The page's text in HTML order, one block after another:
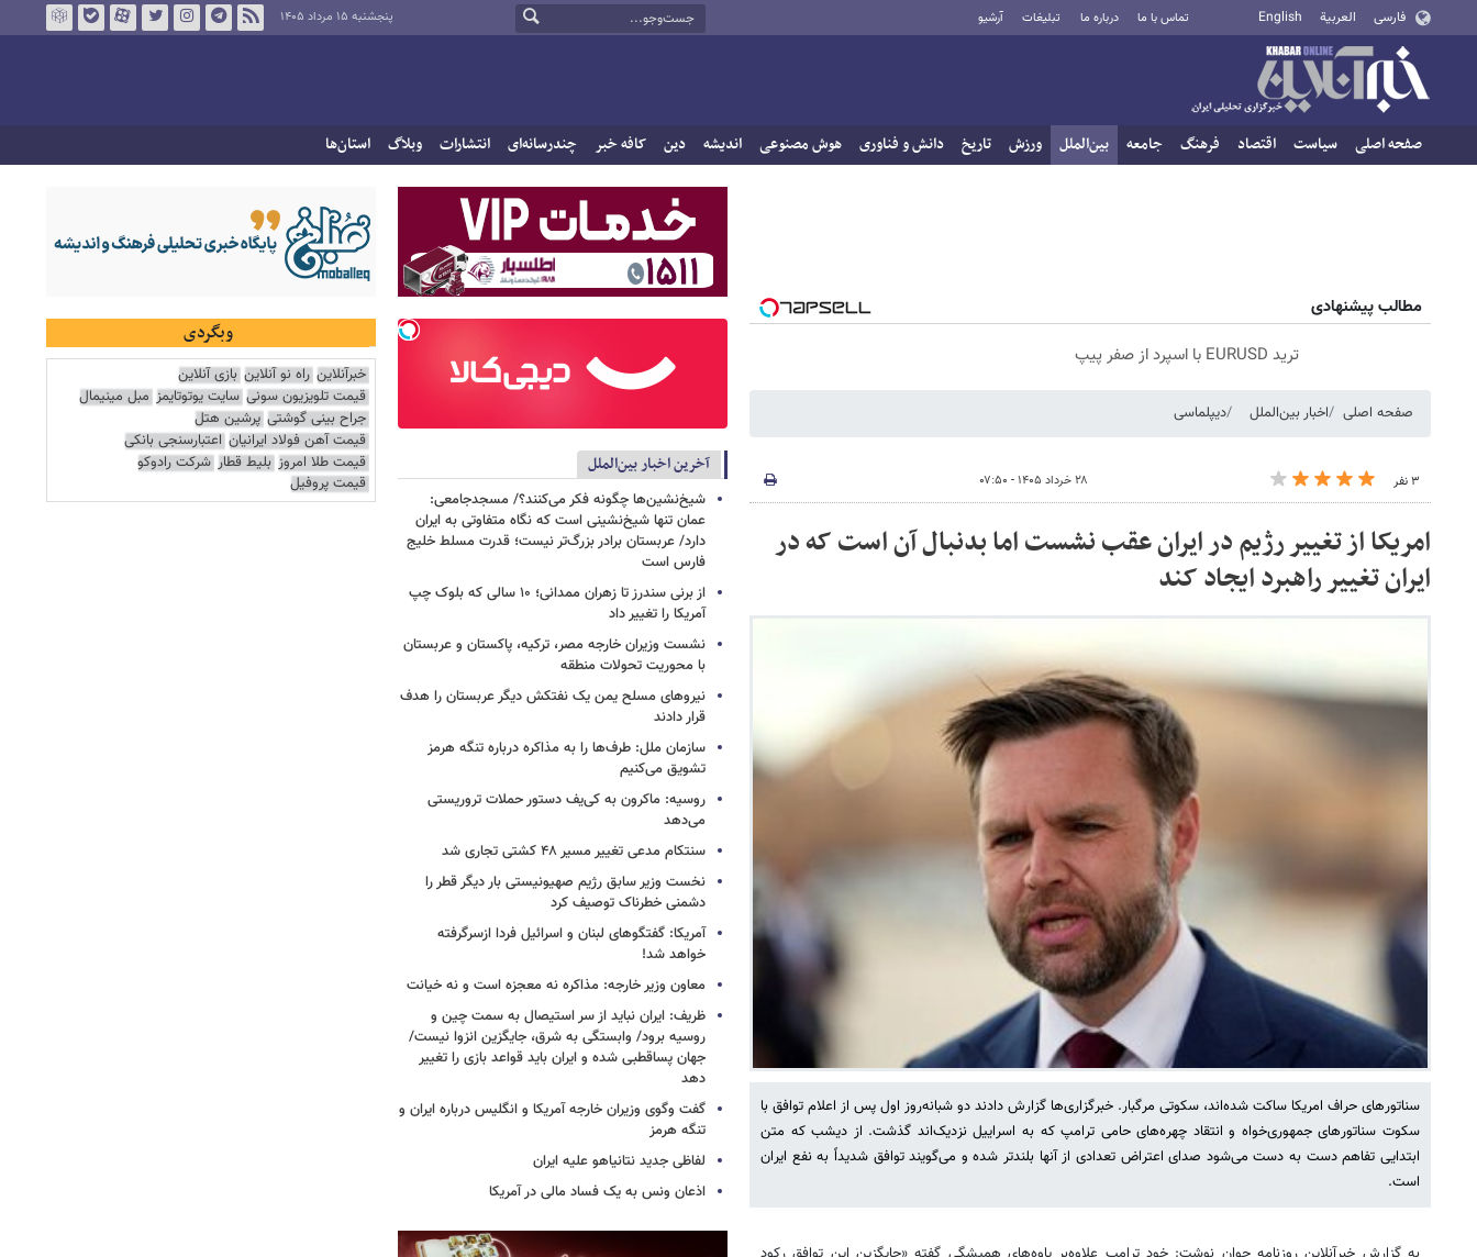
فارسی العربية English تماس با ما درباره ما تبلیغات آرشیو پنجشنبه ۱۵ مرداد ۱۴۰۵
صفحه اصلی سیاست اقتصاد فرهنگ جامعه بین‌الملل ورزش تاریخ دانش و فناوری هوش مصنوعی اندیشه دین کافه خبر چندرسانه‌ای انتشارات وبلاگ استان‌ها
مطالب پیشنهادی
ترید EURUSD با اسپرد از صفر پیپ
صفحه اصلی اخبار بین‌الملل دیپلماسی
۳ نفر ۲۸ خرداد ۱۴۰۵ - ۰۷:۵۰
امریکا از تغییر رژیم در ایران عقب نشست اما بدنبال آن است که در
ایران تغییر راهبرد ایجاد کند
سناتورهای حراف امریکا ساکت شده‌اند، سکوتی مرگبار. خبرگزاری‌ها گزارش دادند دو شبانه‌روز اول پس از اعلام توافق با
سکوت سناتورهای جمهوری‌خواه و انتقاد چهره‌های حامی ترامپ که به اسراییل نزدیک‌اند گذشت. از دیشب که متن
ابتدایی تفاهم دست به دست می‌شود صدای اعتراض تعدادی از آنها بلندتر شده و می‌گویند توافق شدیداً به نفع ایران
است.
آخرین اخبار بین‌الملل
شیخ‌نشین‌ها چگونه فکر می‌کنند؟/ مسجدجامعی:
عمان تنها شیخ‌نشینی است که نگاه متفاوتی به ایران
دارد/ عربستان برادر بزرگ‌تر نیست؛ قدرت مسلط خلیج
فارس است
از برنی سندرز تا زهران ممدانی؛ ۱۰ سالی که بلوک چپ
آمریکا را تغییر داد
نشست وزیران خارجه مصر، ترکیه، پاکستان و عربستان
با محوریت تحولات منطقه
نیروهای مسلح یمن یک نفتکش دیگر عربستان را هدف
قرار دادند
سازمان ملل: طرف‌ها را به مذاکره درباره تنگه هرمز
تشویق می‌کنیم
روسیه: ماکرون به کی‌یف دستور حملات تروریستی
می‌دهد
سنتکام مدعی تغییر مسیر ۴۸ کشتی تجاری شد
نخست وزیر سابق رژیم صهیونیستی بار دیگر قطر را
دشمنی خطرناک توصیف کرد
آمریکا: گفتگوهای لبنان و اسرائیل فردا ازسرگرفته
خواهد شد!
معاون وزیر خارجه: مذاکره نه معجزه است و نه خیانت
ظریف: ایران نباید از سر استیصال به سمت چین و
روسیه برود/ وابستگی به شرق، جایگزین انزوا نیست/
جهان پساقطبی شده و ایران باید قواعد بازی را تغییر
دهد
گفت وگوی وزیران خارجه آمریکا و انگلیس درباره ایران و
تنگه هرمز
لفاظی جدید نتانیاهو علیه ایران
اذعان ونس به یک فساد مالی در آمریکا
وبگردی
خبرآنلاین راه نو آنلاین بازی آنلاین
قیمت تلویزیون سونی سایت یوتوتایمز مبل مینیمال
جراح بینی گوشتی پرشین هتل
قیمت آهن فولاد ایرانیان اعتبارسنجی بانکی
قیمت طلا امروز بلیط قطار شرکت رادوکو
قیمت پروفیل